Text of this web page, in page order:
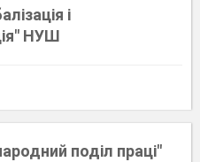
і
НУШ
поділ праці"